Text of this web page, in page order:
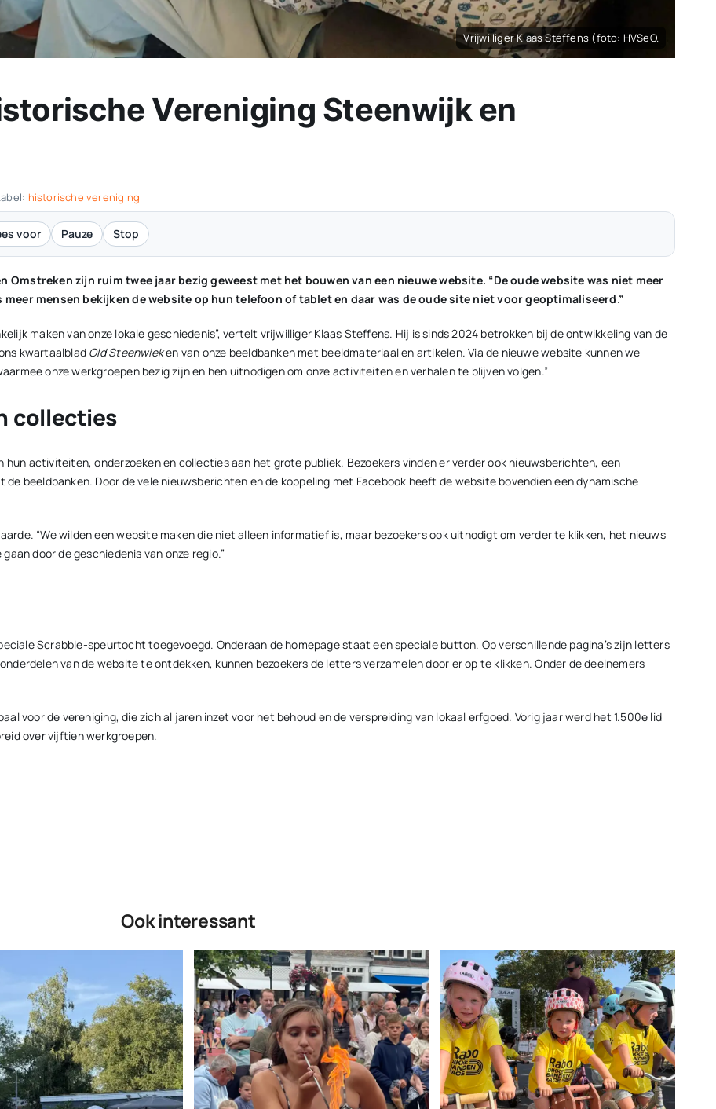
Vrijwilliger Klaas Steffens (foto: HVSeO.
Vereniging Steenwijk en
historische vereniging
voor Pauze Stop
zijn ruim twee jaar bezig geweest met het bouwen van een nieuwe website. “De oude website was niet meer
mensen bekijken de website op hun telefoon of tablet en daar was de oude site niet voor geoptimaliseerd.”
maken van onze lokale geschiedenis”, vertelt vrijwilliger Klaas Steffens. Hij is sinds 2024 betrokken bij de ontwikkeling van de
kwartaalblad Old Steenwieken van onze beeldbanken met beeldmateriaal en artikelen. Via de nieuwe website kunnen we
onze werkgroepen bezig zijn en hen uitnodigen om onze activiteiten en verhalen te blijven volgen.”
collecties
activiteiten, onderzoeken en collecties aan het grote publiek. Bezoekers vinden er verder ook nieuwsberichten, een
beeldbanken. Door de vele nieuwsberichten en de koppeling met Facebook heeft de website bovendien een dynamische
“We wilden een website maken die niet alleen informatief is, maar bezoekers ook uitnodigt om verder te klikken, het nieuws
door de geschiedenis van onze regio.”
Scrabble-speurtocht toegevoegd. Onderaan de homepage staat een speciale button. Op verschillende pagina’s zijn letters
van de website te ontdekken, kunnen bezoekers de letters verzamelen door er op te klikken. Onder de deelnemers
voor de vereniging, die zich al jaren inzet voor het behoud en de verspreiding van lokaal erfgoed. Vorig jaar werd het 1.500e lid
over vijftien werkgroepen.
Ook interessant